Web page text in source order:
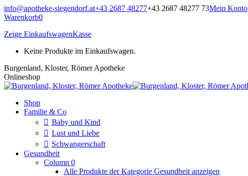
Zum
Inhalt
info@apotheke-siegendorf.at+43 2687 48277+43 2687 48277 73Mein Konto
Warenkorb0
Zeige EinkaufswagenKasse
Keine Produkte im Einkaufswagen.
Burgenland, Kloster, Römer Apotheke
Onlineshop
Shop
Familie & Co
Baby und Kind
Lust und Liebe
Schwangerschaft
Gesundheit
Column 0
Alle Produkte der Kategorie Gesundheit anzeigen